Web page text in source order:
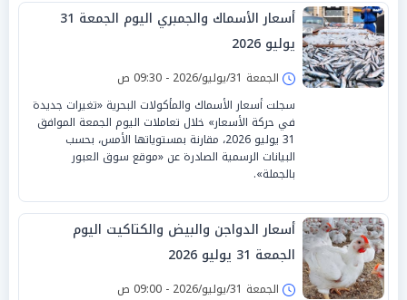
أسعار الأسماك والجمبري اليوم الجمعة 31
يوليو 2026
الجمعة 31/يوليو/2026 - 09:30 ص
سجلت أسعار الأسماك والمأكولات البحرية «تغيرات جديدة
في حركة الأسعار» خلال تعاملات اليوم الجمعة الموافق
31 يوليو 2026، مقارنة بمستوياتها الأمس، بحسب
البيانات الرسمية الصادرة عن «موقع سوق العبور
بالجملة».
أسعار الدواجن والبيض والكتاكيت اليوم
الجمعة 31 يوليو 2026
الجمعة 31/يوليو/2026 - 09:00 ص